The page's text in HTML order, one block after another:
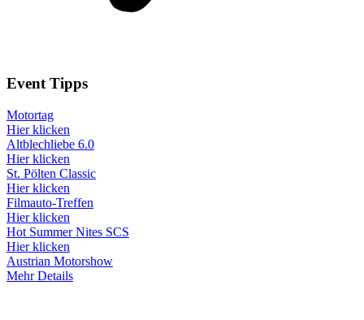
Event Tipps
Motortag
Hier klicken
Altblechliebe 6.0
Hier klicken
St. Pölten Classic
Hier klicken
Filmauto-Treffen
Hier klicken
Hot Summer Nites SCS
Hier klicken
Austrian Motorshow
Mehr Details